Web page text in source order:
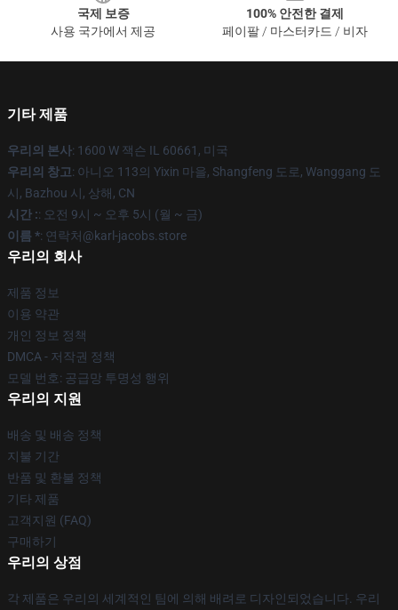
국제 보증
사용 국가에서 제공
100% 안전한 결제
페이팔 / 마스터카드 / 비자
기타 제품
우리의 본사: 1600 W 잭슨 IL 60661, 미국
우리의 창고: 아니오 113의 Yixin 마을, Shangfeng 도로, Wanggang 도
시, Bazhou 시, 상해, CN
시간 :: 오전 9시 ~ 오후 5시 (월 ~ 금)
이름 *: 연락처@karl-jacobs.store
우리의 회사
제품 정보
이용 약관
개인 정보 정책
DMCA - 저작권 정책
모델 번호: 공급망 투명성 행위
우리의 지원
배송 및 배송 정책
지불 기간
반품 및 환불 정책
기타 제품
고객지원 (FAQ)
구매하기
우리의 상점
각 제품은 우리의 세계적인 팀에 의해 배려로 디자인되었습니다. 우리